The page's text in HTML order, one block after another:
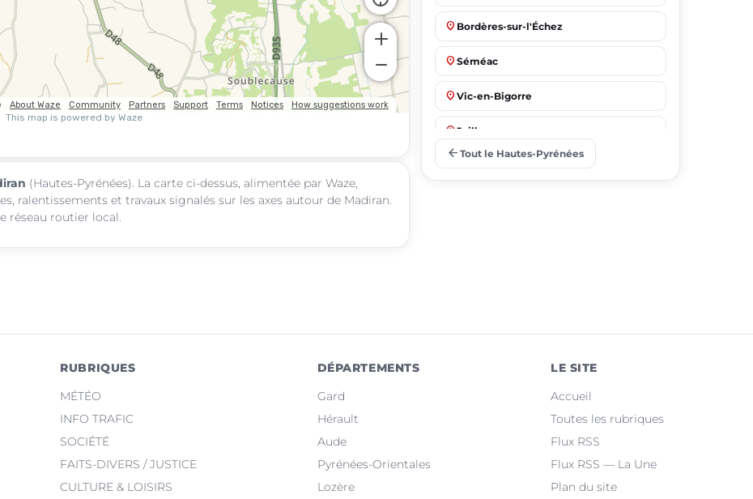
(Hautes-Pyrénées). La carte ci-dessus, alimentée par Waze,
ralentissements et travaux signalés sur les axes autour de Madiran.
réseau routier local.
place Bordères-sur-l'Échez
place Séméac
place Vic-en-Bigorre
place Juillan
arrow_back Tout le Hautes-Pyrénées
RUBRIQUES
MÉTÉO
INFO TRAFIC
SOCIÉTÉ
FAITS-DIVERS / JUSTICE
CULTURE & LOISIRS
DÉPARTEMENTS
Gard
Hérault
Aude
Pyrénées-Orientales
Lozère
LE SITE
Accueil
Toutes les rubriques
Flux RSS
Flux RSS — La Une
Plan du site